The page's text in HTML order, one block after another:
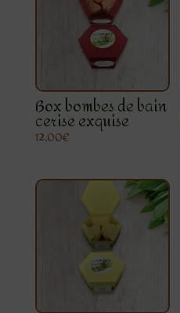
Box bombes de bain
cerise exquise
12.00€